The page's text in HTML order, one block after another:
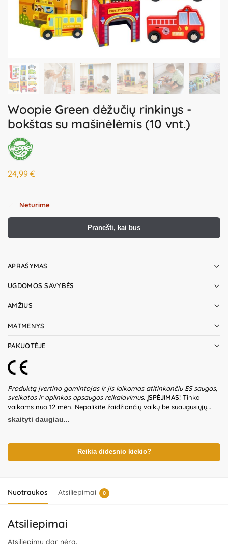
Woopie Green dėžučių rinkinys -
bokštas su mašinėlėmis (10 vnt.)
24,99 €
Neturime
Pranešti, kai bus
APRAŠYMAS
UGDOMOS SAVYBĖS
AMŽIUS
MATMENYS
PAKUOTĖJE
Produktą įvertino gamintojas ir jis laikomas atitinkančiu ES saugos,
sveikatos ir aplinkos apsaugos reikalavimus. ĮSPĖJIMAS! Tinka
vaikams nuo 12 mėn. Nepalikite žaidžiančių vaikų be suaugusiųjų
priežiūros. Prieš naudodami žaislą patikrinkite žaislo ir detalių būklę.
Nenaudokite žaislo, jeigu kuri nors iš dalių yra pažeista. Pakuotė
dizainas ir spalvos gali nežymiai skirtis. Išsaugokite pakuotės
informaciją ateičiai. Kilmės šalis – Kinija.Importuotojas:
Kozicka Sp.K, ul. Poludniowa 29A, 05-540 Jeziorko,
skaityti daugiau...
Reikia didesnio kiekio?
Nuotraukos Atsiliepimai 0
Atsiliepimai